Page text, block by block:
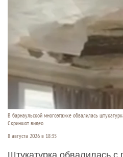
В барнаульской многоэтажке обвалилась
Скриншот видео
8 августа 2026 в 18:35